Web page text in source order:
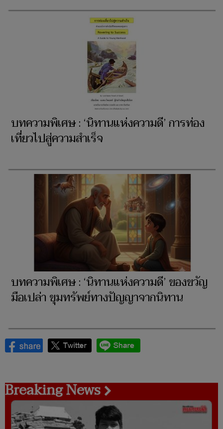
บทความพิเศษ : ‘นิทานแห่งความดี’ การท่อง
เที่ยวไปสู่ความสำเร็จ
บทความพิเศษ : ‘นิทานแห่งความดี’ ของขวัญ
มือเปล่า ขุมทรัพย์ทางปัญญาจากนิทาน
Breaking News